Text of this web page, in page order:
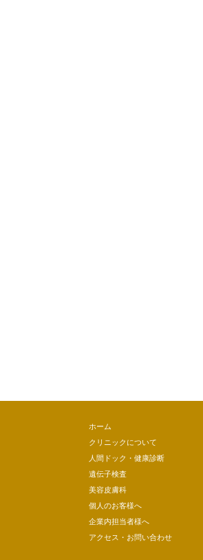
ホーム
クリニックについて
人間ドック・健康診断
遺伝子検査
美容皮膚科
個人のお客様へ
企業内担当者様へ
アクセス・お問い合わせ